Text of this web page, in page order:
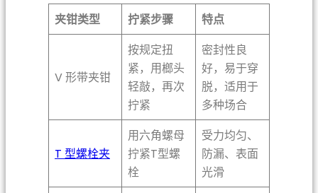
夹钳类型 拧紧步骤 特点
V 形带夹钳
按规定扭
紧，用榔头
轻敲，再次
拧紧
密封性良
好，易于穿
脱，适用于
多种场合
T 型螺栓夹
用六角螺母
拧紧T型螺
栓
受力均匀、
防漏、表面
光滑